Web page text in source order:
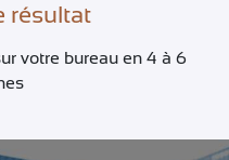
résultat
votre bureau en 4 à 6